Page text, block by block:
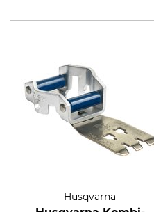
Husqvarna